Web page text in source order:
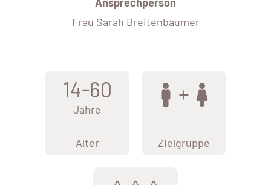
Ansprechperson
Frau Sarah Breitenbaumer
14-60
Jahre
Alter Zielgruppe